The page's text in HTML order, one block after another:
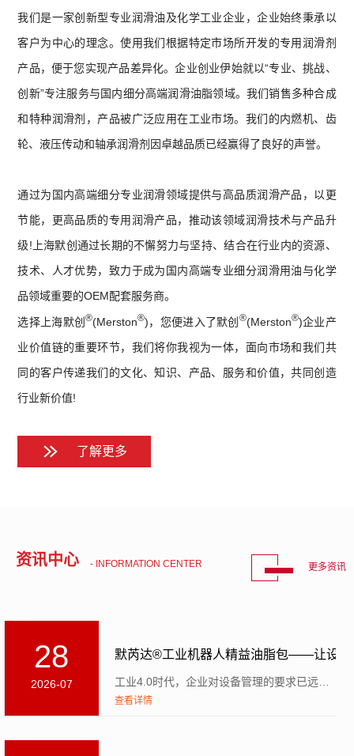
我们是一家创新型专业润滑油及化学工业企业，企业始终秉承以
客户为中心的理念。使用我们根据特定市场所开发的专用润滑剂
产品，便于您实现产品差异化。企业创业伊始就以“专业、挑战、
创新”专注服务与国内细分高端润滑油脂领域。我们销售多种合成
和特种润滑剂，产品被广泛应用在工业市场。我们的内燃机、齿
轮、液压传动和轴承润滑剂因卓越品质已经赢得了良好的声誉。
通过为国内高端细分专业润滑领域提供与高品质润滑产品，以更
节能，更高品质的专用润滑产品，推动该领域润滑技术与产品升
级!上海默创通过长期的不懈努力与坚持、结合在行业内的资源、
技术、人才优势，致力于成为国内高端专业细分润滑用油与化学
品领域重要的OEM配套服务商。
选择上海默创®(Merston®)，您便进入了默创 ®(Merston®)企业产
业价值链的重要环节，我们将你我视为一体，面向市场和我们共
同的客户传递我们的文化、知识、产品、服务和价值，共同创造
行业新价值!
了解更多
资讯中心 - INFORMATION CENTER 更多资讯
28
2026-07
默芮达®工业机器人精益油脂包——让设备
工业4.0时代，企业对设备管理的要求已远不止于自动化。现代设备需要具备三重能力：感知外部环境与自身...
查看详情